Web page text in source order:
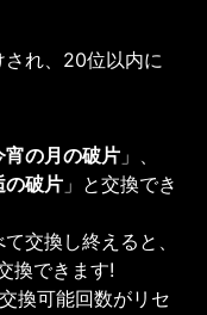
れ、20位以内に
宵の月の破片 」、
の破片 」と交換でき
交換し終えると、
換できます!
換可能回数がリセ